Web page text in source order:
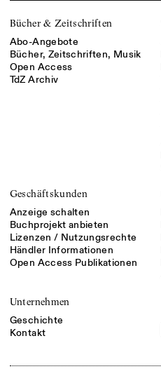
Bücher & Zeitschriften
Abo-Angebote
Bücher, Zeitschriften, Musik
Open Access
TdZ Archiv
Geschäftskunden
Anzeige schalten
Buchprojekt anbieten
Lizenzen / Nutzungsrechte
Händler Informationen
Open Access Publikationen
Unternehmen
Geschichte
Kontakt